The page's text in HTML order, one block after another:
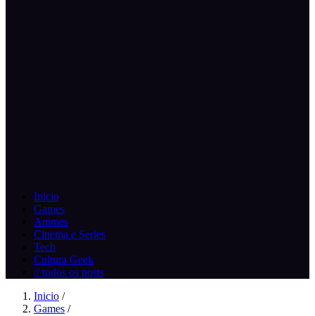
Inicio
Games
Animes
Cinema e Series
Tech
Cultura Geek
// todos os posts
Inicio /
Games /